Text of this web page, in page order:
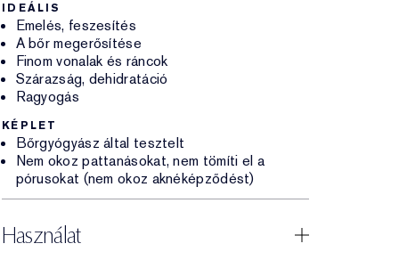
IDEÁLIS
Emelés, feszesítés
A bőr megerősítése
Finom vonalak és ráncok
Szárazság, dehidratáció
Ragyogás
KÉPLET
Bőrgyógyász által tesztelt
Nem okoz pattanásokat, nem tömíti el a
pórusokat (nem okoz aknéképződést)
Használat